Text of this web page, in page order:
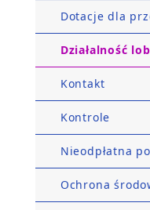
Dotacje dla
Działalność
Kontakt
Kontrole
Nieodpłatna
Ochrona